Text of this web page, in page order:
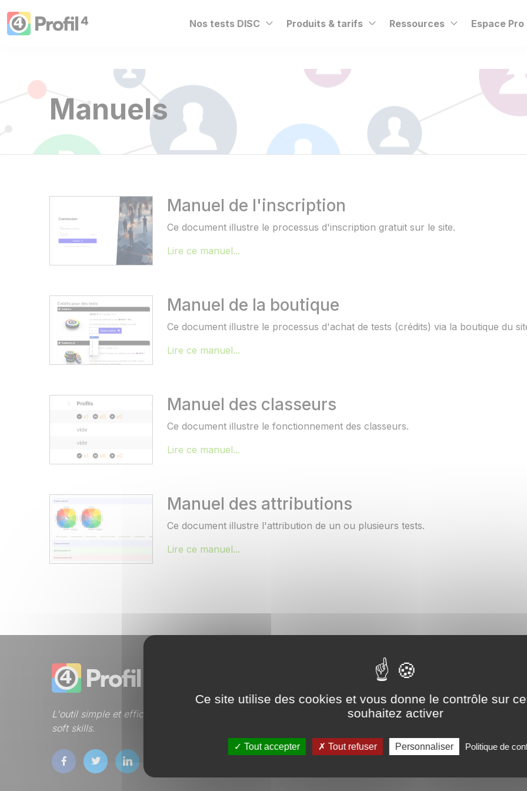
Nos tests DISC Produits & tarifs Ressources Espace Pro
Manuels
Manuel de l'inscription
Ce document illustre le processus d'inscription gratuit sur le site.
Lire ce manuel...
Manuel de la boutique
Ce document illustre le processus d'achat de tests (crédits) via la boutique du
Lire ce manuel...
Manuel des classeurs
Ce document illustre le fonctionnement des classeurs.
Lire ce manuel...
Manuel des attributions
Ce document illustre l'attribution de un ou plusieurs tests.
Lire ce manuel...
L'outil simple et efficace pour développer vos
soft skills.
Tests DISC
Test gratuit
Documentation
Manuels d'utilisation
Blog
Ce site utilise des cookies et vous donne le contrôle sur
souhaitez activer
Tout accepter Tout refuser Personnaliser Politique de